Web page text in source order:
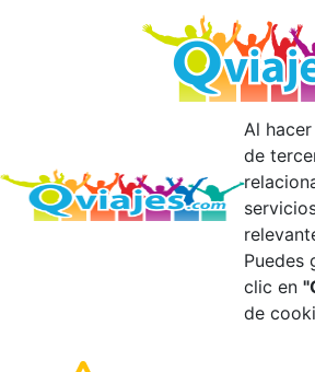
Al
de
Puedes
clic en
de